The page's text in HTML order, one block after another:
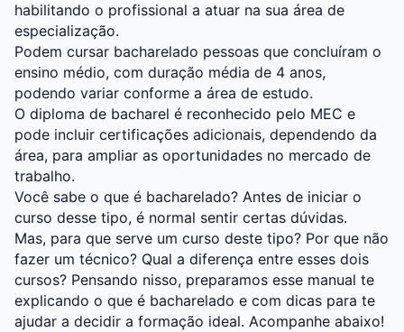
habilitando o profissional a atuar na sua área de
especialização.
Podem cursar bacharelado pessoas que concluíram o
ensino médio, com duração média de 4 anos,
podendo variar conforme a área de estudo.
O diploma de bacharel é reconhecido pelo MEC e
pode incluir certificações adicionais, dependendo da
área, para ampliar as oportunidades no mercado de
trabalho.
Você sabe o que é bacharelado? Antes de iniciar o
curso desse tipo, é normal sentir certas dúvidas.
Mas, para que serve um curso deste tipo? Por que não
fazer um técnico? Qual a diferença entre esses dois
cursos? Pensando nisso, preparamos esse manual te
explicando o que é bacharelado e com dicas para te
ajudar a decidir a formação ideal. Acompanhe abaixo!